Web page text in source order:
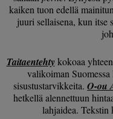
kaiken tuon edellä
juuri sellaisena, kun itse
Taitaentehtykokoaa
valikoiman
sisustustarvikkeita.O-ou
hetkellä alennettuun
lahjaidea. Tekstin